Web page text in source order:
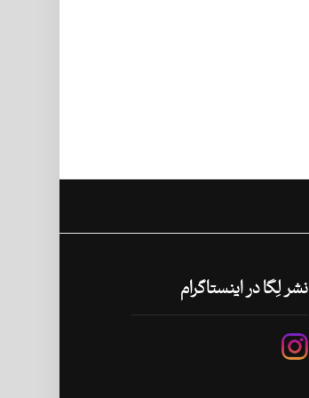
نشر لِگا در اینستاگرام